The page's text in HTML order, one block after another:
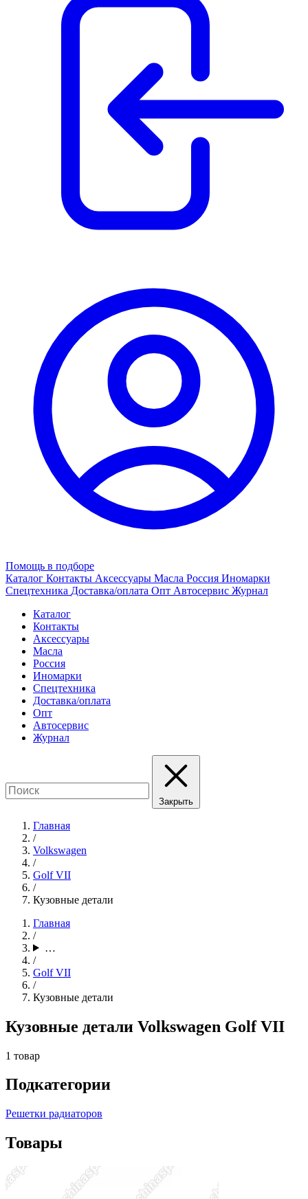
Помощь в подборе
Каталог Контакты Аксессуары Масла Россия Иномарки
Спецтехника Доставка/оплата Опт Автосервис Журнал
Каталог
Контакты
Аксессуары
Масла
Россия
Иномарки
Спецтехника
Доставка/оплата
Опт
Автосервис
Журнал
Закрыть
Главная
/
Volkswagen
/
Golf VII
/
Кузовные детали
Главная
/
…
/
Golf VII
/
Кузовные детали
Кузовные детали Volkswagen Golf VII
1 товар
Подкатегории
Решетки радиаторов
Товары